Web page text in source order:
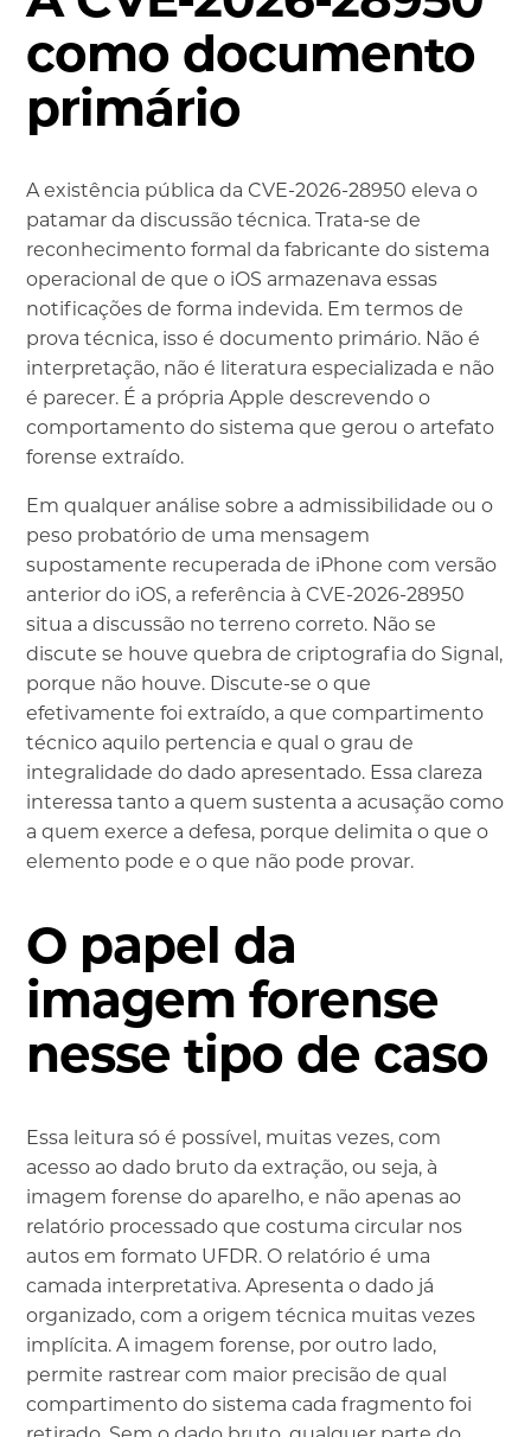
como documento
primário
A existência pública da CVE-2026-28950 eleva o
patamar da discussão técnica. Trata-se de
reconhecimento formal da fabricante do sistema
operacional de que o iOS armazenava essas
notificações de forma indevida. Em termos de
prova técnica, isso é documento primário. Não é
interpretação, não é literatura especializada e não
é parecer. É a própria Apple descrevendo o
comportamento do sistema que gerou o artefato
forense extraído.
Em qualquer análise sobre a admissibilidade ou o
peso probatório de uma mensagem
supostamente recuperada de iPhone com versão
anterior do iOS, a referência à CVE-2026-28950
situa a discussão no terreno correto. Não se
discute se houve quebra de criptografia do Signal,
porque não houve. Discute-se o que
efetivamente foi extraído, a que compartimento
técnico aquilo pertencia e qual o grau de
integralidade do dado apresentado. Essa clareza
interessa tanto a quem sustenta a acusação como
a quem exerce a defesa, porque delimita o que o
elemento pode e o que não pode provar.
O papel da
imagem forense
nesse tipo de caso
Essa leitura só é possível, muitas vezes, com
acesso ao dado bruto da extração, ou seja, à
imagem forense do aparelho, e não apenas ao
relatório processado que costuma circular nos
autos em formato UFDR. O relatório é uma
camada interpretativa. Apresenta o dado já
organizado, com a origem técnica muitas vezes
implícita. A imagem forense, por outro lado,
permite rastrear com maior precisão de qual
compartimento do sistema cada fragmento foi